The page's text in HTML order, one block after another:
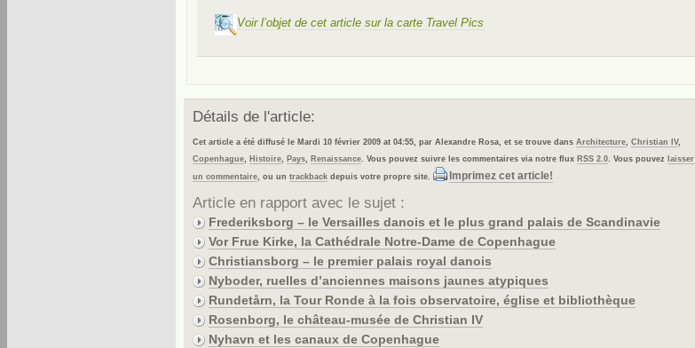
Voir l’objet de cet article sur la carte Travel Pics
Détails de l'article:
Cet article a été diffusé le Mardi 10 février 2009 at 04:55, par Alexandre Rosa, et se trouve dans Architecture, Christian IV,
Copenhague, Histoire, Pays, Renaissance. Vous pouvez suivre les commentaires via notre flux RSS 2.0. Vous pouvez
laisser
un commentaire, ou un trackback depuis votre propre site. Imprimez cet article!
Article en rapport avec le sujet :
Frederiksborg – le Versailles danois et le plus grand palais de Scandinavie
Vor Frue Kirke, la Cathédrale Notre-Dame de Copenhague
Christiansborg – le premier palais royal danois
Nyboder, ruelles d’anciennes maisons jaunes atypiques
Rundetårn, la Tour Ronde à la fois observatoire, église et bibliothèque
Rosenborg, le château-musée de Christian IV
Nyhavn et les canaux de Copenhague